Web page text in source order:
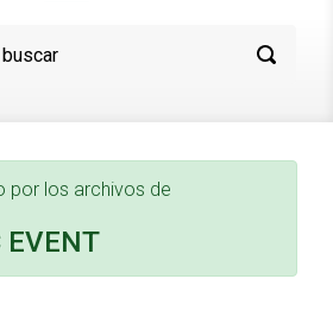
por los archivos de
EVENT